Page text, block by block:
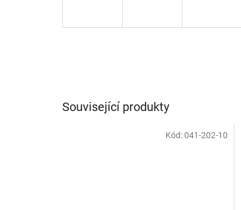
Související produkty
Kód:041-202-10